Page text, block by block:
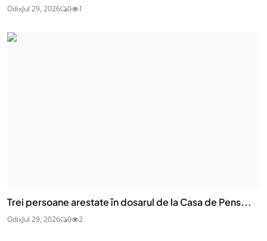
OdixJul 29, 2026 0 1
Trei persoane arestate în dosarul de la Casa de Pens...
OdixJul 29, 2026 0 2